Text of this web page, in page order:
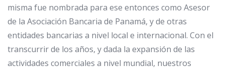
misma fue nombrada para ese entonces como Asesor
de la Asociación Bancaria de Panamá, y de otras
entidades bancarias a nivel local e internacional. Con el
transcurrir de los años, y dada la expansión de las
actividades comerciales a nivel mundial, nuestros